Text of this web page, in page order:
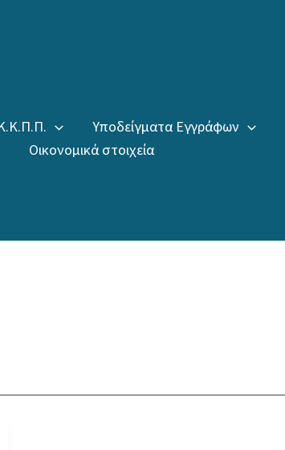
Υποδείγματα Εγγράφων
Οικονομικά στοιχεία